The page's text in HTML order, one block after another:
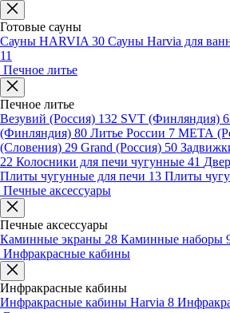
Готовые сауны
Сауны HARVIA 30 Сауны Harvia для
11
Печное литье
Печное литье
Везувий (Россия) 132 SVT (Финляндия)
(Финляндия) 80 Литье России 7 МЕТА
(Словения) 29 Grand (Россия) 50
22 Колосники для печи чугунные 41
Плиты чугунные для печи 13 Плиты
Печные аксессуары
Печные аксессуары
Каминные экраны 28 Каминные наборы
Инфракрасные кабины
Инфракрасные кабины
Инфракрасные кабины Harvia 8